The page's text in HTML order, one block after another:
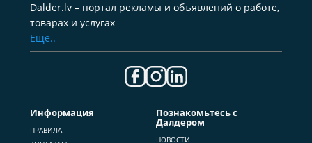
Dalder.lv – портал рекламы и объявлений о работе,
товарах и услугах
Еще..
Информация
ПРАВИЛА
Познакомьтесь с
Далдером
НОВОСТИ